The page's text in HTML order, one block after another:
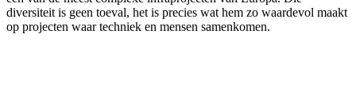
diversiteit is geen toeval, het is precies wat hem zo waardevol maakt
op projecten waar techniek en mensen samenkomen.